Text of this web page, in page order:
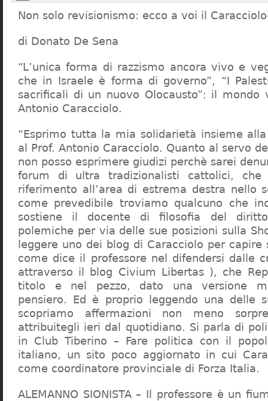
Non solo revisionismo: ecco a voi il
di Donato De Sena
“L’unica forma di razzismo ancora vivo e
che in Israele è forma di governo”, “I
sacrificali di un nuovo Olocausto”: il mondo
Antonio Caracciolo.
“Esprimo tutta la mia solidarietà insieme
al Prof. Antonio Caracciolo. Quanto al servo
non posso esprimere giudizi perchè sarei
forum di ultra tradizionalisti cattolici,
riferimento all’area di estrema destra nello
come prevedibile troviamo qualcuno che
sostiene il docente di filosofia del
polemiche per via delle sue posizioni sulla
leggere uno dei blog di Caracciolo per
come dice il professore nel difendersi dalle
attraverso il blog Civium Libertas ), che
titolo e nel pezzo, dato una versione
pensiero. Ed è proprio leggendo una delle
scopriamo affermazioni non meno
attribuitegli ieri dal quotidiano. Si parla di
in Club Tiberino – Fare politica con il
italiano, un sito poco aggiornato in cui
come coordinatore provinciale di Forza Italia.
ALEMANNO SIONISTA – Il professore è un